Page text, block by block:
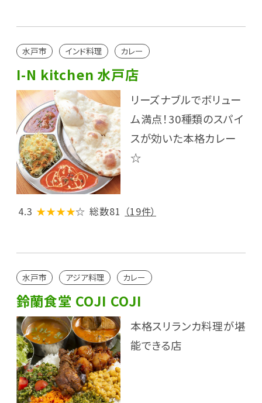
水戸市 インド料理 カレー
I-N kitchen 水戸店
リーズナブルでボリュー
ム満点！30種類のスパイ
スが効いた本格カレー
☆
4.3 ★★★★☆ 総数81 （19件）
水戸市 アジア料理 カレー
鈴蘭食堂 COJI COJI
本格スリランカ料理が堪
能できる店